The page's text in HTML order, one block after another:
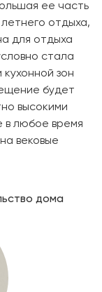
ее часть
отдыха,
для отдыха
стала
зон
будет
высокими
в любое время
вековые
дома